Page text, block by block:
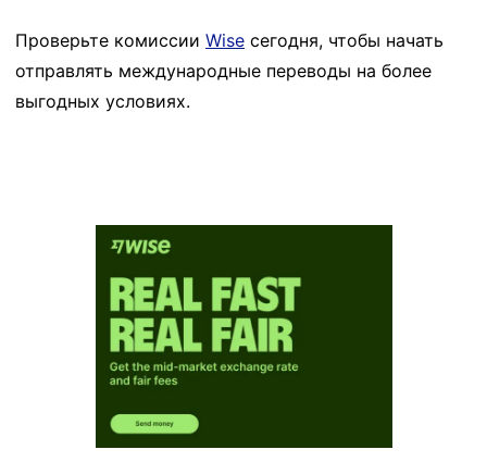
Проверьте комиссии Wise сегодня, чтобы начать
отправлять международные переводы на более
выгодных условиях.